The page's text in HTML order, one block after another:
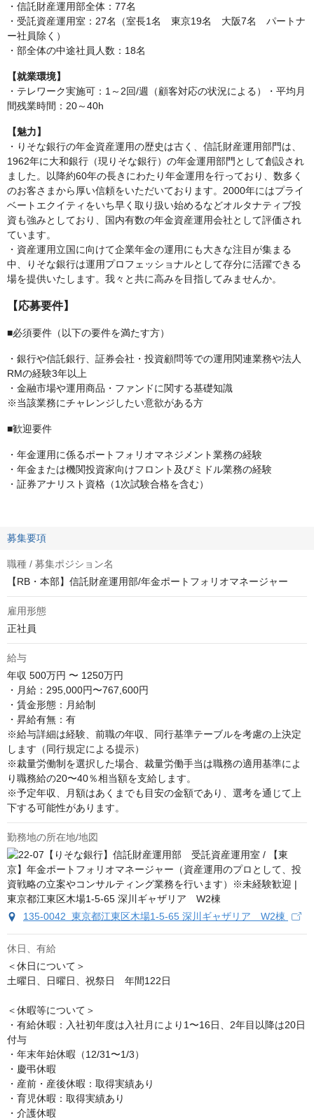
・信託財産運用部全体：77名
・受託資産運用室：27名（室長1名 東京19名 大阪7名 パートナ
ー社員除く）
・部全体の中途社員人数：18名
【就業環境】
・テレワーク実施可：1～2回/週（顧客対応の状況による）・平均月
間残業時間：20～40h
【魅力】
・りそな銀行の年金資産運用の歴史は古く、信託財産運用部門は、
1962年に大和銀行（現りそな銀行）の年金運用部門として創設され
ました。以降約60年の長きにわたり年金運用を行っており、数多く
のお客さまから厚い信頼をいただいております。2000年にはプライ
ベートエクイティをいち早く取り扱い始めるなどオルタナティブ投
資も強みとしており、国内有数の年金資産運用会社として評価され
ています。
・資産運用立国に向けて企業年金の運用にも大きな注目が集まる
中、りそな銀行は運用プロフェッショナルとして存分に活躍できる
場を提供いたします。我々と共に高みを目指してみませんか。
【応募要件】
■必須要件（以下の要件を満たす方）
・銀行や信託銀行、証券会社・投資顧問等での運用関連業務や法人
RMの経験3年以上
・金融市場や運用商品・ファンドに関する基礎知識
※当該業務にチャレンジしたい意欲がある方
■歓迎要件
・年金運用に係るポートフォリオマネジメント業務の経験
・年金または機関投資家向けフロント及びミドル業務の経験
・証券アナリスト資格（1次試験合格を含む）
募集要項
職種 / 募集ポジション名
【RB・本部】信託財産運用部/年金ポートフォリオマネージャー
雇用形態
正社員
給与
年収 500万円 〜 1250万円
・月給：295,000円〜767,600円
・賃金形態：月給制
・昇給有無：有
※給与詳細は経験、前職の年収、同行基準テーブルを考慮の上決定
します（同行規定による提示）
※裁量労働制を選択した場合、裁量労働手当は職務の適用基準によ
り職務給の20〜40％相当額を支給します。
※予定年収、月額はあくまでも目安の金額であり、選考を通じて上
下する可能性があります。
勤務地の所在地/地図
135-0042 東京都江東区木場1-5-65 深川ギャザリア W2棟
休日、有給
＜休日について＞
土曜日、日曜日、祝祭日　年間122日
＜休暇等について＞
・有給休暇：入社初年度は入社月により1〜16日、2年目以降は20日
付与
・年末年始休暇（12/31〜1/3）
・慶弔休暇
・産前・産後休暇：取得実績あり
・育児休暇：取得実績あり
・介護休暇